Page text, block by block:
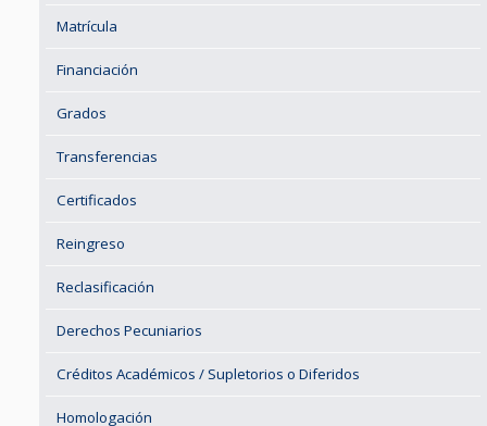
Matrícula
Financiación
Grados
Transferencias
Certificados
Reingreso
Reclasificación
Derechos Pecuniarios
Créditos Académicos / Supletorios o Diferidos
Homologación